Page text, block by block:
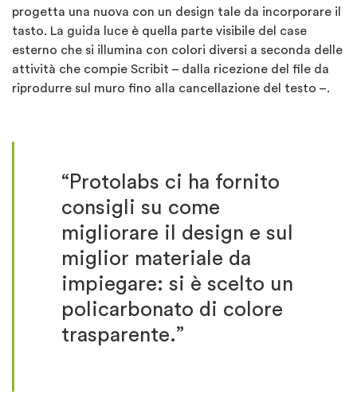
progetta una nuova con un design tale da incorporare il
tasto. La guida luce è quella parte visibile del case
esterno che si illumina con colori diversi a seconda delle
attività che compie Scribit – dalla ricezione del file da
riprodurre sul muro fino alla cancellazione del testo –.
“Protolabs ci ha fornito
consigli su come
migliorare il design e sul
miglior materiale da
impiegare: si è scelto un
policarbonato di colore
trasparente.”